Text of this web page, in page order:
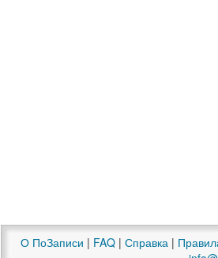
О ПоЗаписи | FAQ | Справка |